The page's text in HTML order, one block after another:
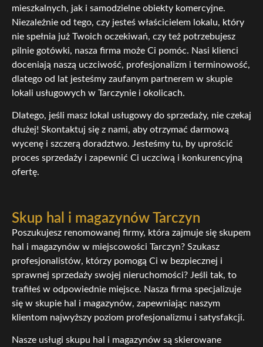
mieszkalnych, jak i samodzielne obiekty komercyjne.
Niezależnie od tego, czy jesteś właścicielem lokalu, który
nie spełnia już Twoich oczekiwań, czy też potrzebujesz
pilnie gotówki, nasza firma może Ci pomóc. Nasi klienci
doceniają naszą uczciwość, profesjonalizm i terminowość,
dlatego od lat jesteśmy zaufanym partnerem w skupie
lokali usługowych w Tarczynie i okolicach.
Dlatego, jeśli masz lokal usługowy do sprzedaży, nie czekaj
dłużej! Skontaktuj się z nami, aby otrzymać darmową
wycenę i szczerą doradztwo. Jesteśmy tu, by uprościć
proces sprzedaży i zapewnić Ci uczciwą i konkurencyjną
ofertę.
Skup hal i magazynów Tarczyn
Poszukujesz renomowanej firmy, która zajmuje się skupem
hal i magazynów w miejscowości Tarczyn? Szukasz
profesjonalistów, którzy pomogą Ci w bezpiecznej i
sprawnej sprzedaży swojej nieruchomości? Jeśli tak, to
trafiłeś w odpowiednie miejsce. Nasza firma specjalizuje
się w skupie hal i magazynów, zapewniając naszym
klientom najwyższy poziom profesjonalizmu i satysfakcji.
Nasze usługi skupu hal i magazynów są skierowane